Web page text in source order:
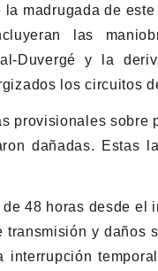
madrugada de
las
Duvergé y la
los circuitos
provisionales sobre
dañadas. Estas
48 horas desde el
y daños